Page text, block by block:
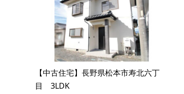
【中古住宅】長野県松本市寿北六丁
目 3LDK